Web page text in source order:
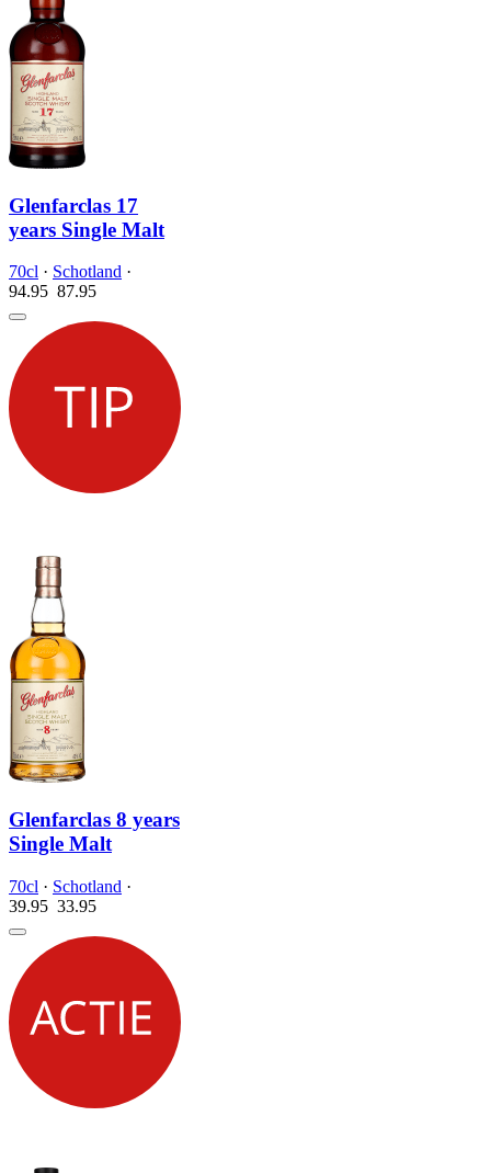
Glenfarclas 17
years Single Malt
70cl · Schotland ·
94.95 87.95
Glenfarclas 8 years
Single Malt
70cl · Schotland ·
39.95 33.95